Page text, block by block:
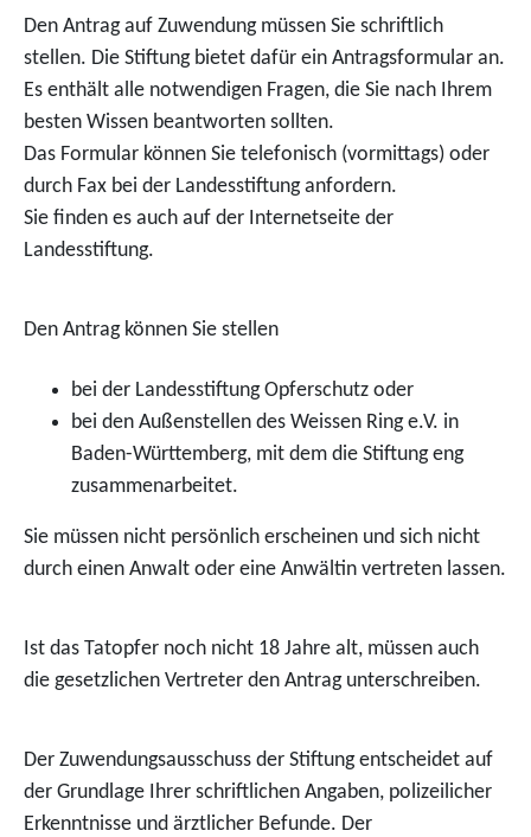
Den Antrag auf Zuwendung müssen Sie schriftlich
stellen. Die Stiftung bietet dafür ein Antragsformular an.
Es enthält alle notwendigen Fragen, die Sie nach Ihrem
besten Wissen beantworten sollten.
Das Formular können Sie telefonisch (vormittags) oder
durch Fax bei der Landesstiftung anfordern.
Sie finden es auch auf der Internetseite der
Landesstiftung.
Den Antrag können Sie stellen
bei der Landesstiftung Opferschutz oder
bei den Außenstellen des Weissen Ring e.V. in
Baden-Württemberg, mit dem die Stiftung eng
zusammenarbeitet.
Sie müssen nicht persönlich erscheinen und sich nicht
durch einen Anwalt oder eine Anwältin vertreten lassen.
Ist das Tatopfer noch nicht 18 Jahre alt, müssen auch
die gesetzlichen Vertreter den Antrag unterschreiben.
Der Zuwendungsausschuss der Stiftung entscheidet auf
der Grundlage Ihrer schriftlichen Angaben, polizeilicher
Erkenntnisse und ärztlicher Befunde. Der